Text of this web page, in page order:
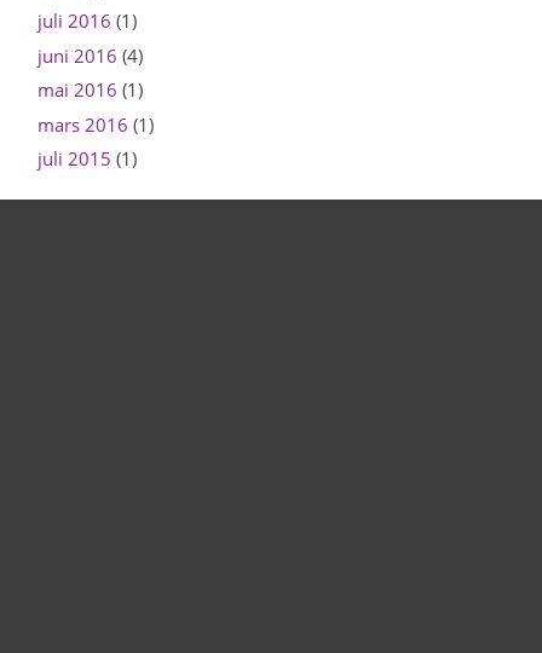
juli 2016 (1)
juni 2016 (4)
mai 2016 (1)
mars 2016 (1)
juli 2015 (1)